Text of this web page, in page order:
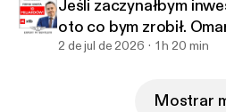
Jeśli zaczynałbym
oto co bym zrobił.
Bentleyu]
2 de jul de 2026 1 h 20 min
Mostrar